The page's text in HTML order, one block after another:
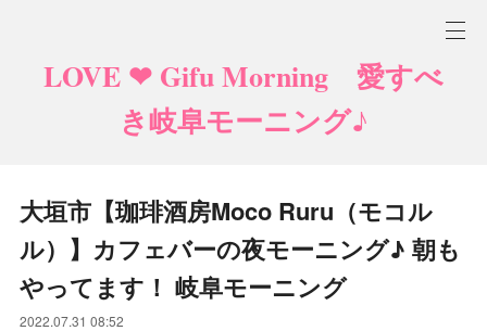
LOVE ❤ Gifu Morning 愛すべ
き岐阜モーニング♪
大垣市【珈琲酒房Moco Ruru（モコル
ル）】カフェバーの夜モーニング♪ 朝も
やってます！ 岐阜モーニング
2022.07.31 08:52